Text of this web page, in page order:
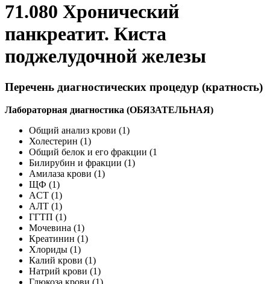
71.080 Хронический
панкреатит. Киста
поджелудочной железы
Перечень диагностических процедур (кратность)
Лабораторная диагностика (ОБЯЗАТЕЛЬНАЯ)
Общий анализ крови (1)
Холестерин (1)
Общий белок и его фракции (1
Билирубин и фракции (1)
Амилаза крови (1)
ЩФ (1)
ACT (1)
АЛТ (1)
ГГТП (1)
Мочевина (1)
Креатинин (1)
Хлориды (1)
Калий крови (1)
Натрий крови (1)